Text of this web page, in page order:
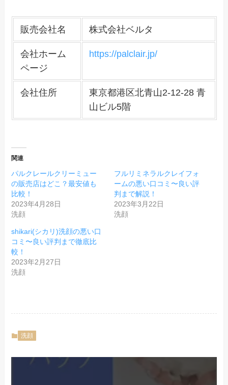
販売会社名 株式会社ベルタ
会社ホーム
ページ
https://palclair.jp/
会社住所
東京都港区北青山2-12-28 青
山ビル5階
関連
パルクレールクリーミュー
の販売店はどこ？最安値も
比較！
2023年4月28日
洗顔
フルリミネラルクレイフォ
ームの悪い口コミ〜良い評
判まで解説！
2023年3月22日
洗顔
shikari(シカリ)洗顔の悪い口
コミ〜良い評判まで徹底比
較！
2023年2月27日
洗顔
洗顔